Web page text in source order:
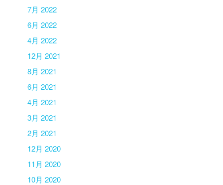
7月 2022
6月 2022
4月 2022
12月 2021
8月 2021
6月 2021
4月 2021
3月 2021
2月 2021
12月 2020
11月 2020
10月 2020